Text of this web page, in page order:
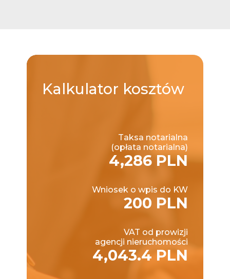
Kalkulator kosztów
Taksa notarialna
(opłata notarialna)
4,286 PLN
Wniosek o wpis do KW
200 PLN
VAT od prowizji
agencji nieruchomości
4,043.4 PLN